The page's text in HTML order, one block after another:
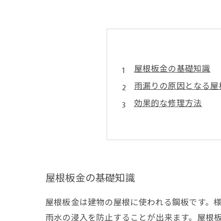
屋根板金の基礎知識
雨漏りの原因となる
効果的な修理方法
屋根板金の専門家に
屋根板金の基礎知識
屋根板金は建物の屋根に使われる鋼板です。
雨水の浸入を防止することが出来ます。屋